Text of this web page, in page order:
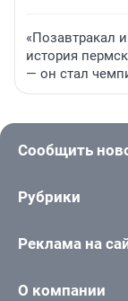
«Позавтракал
история
— он стал
Сообщить
Рубрики
Реклама на
О компании